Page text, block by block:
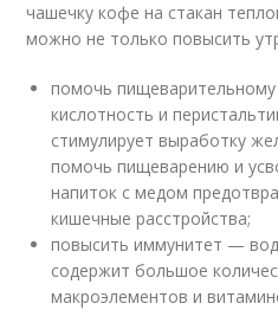
чашечку кофе на стакан
можно не только повысить
помочь пищеварительному
кислотность и
стимулирует выработку
помочь пищеварению и
напиток с медом
кишечные расстройства;
повысить иммунитет —
содержит большое
макроэлементов и